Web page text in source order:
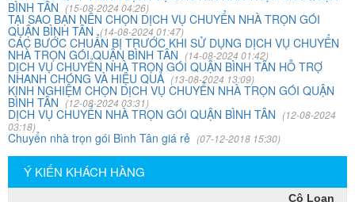
BÌNH TÂN (15-08-2024 04:26)
TẠI SAO BẠN NÊN CHỌN DỊCH VỤ CHUYỂN NHÀ TRỌN GÓI
QUẬN BÌNH TÂN(14-08-2024 01:47)
CÁC BƯỚC CHUẨN BỊ TRƯỚC KHI SỬ DỤNG DỊCH VỤ CHUYỂN
NHÀ TRỌN GÓI QUẬN BÌNH TÂN (14-08-2024 01:42)
DỊCH VỤ CHUYỂN NHÀ TRỌN GÓI QUẬN BÌNH TÂN HỖ TRỢ
NHANH CHÓNG VÀ HIỆU QUẢ (13-08-2024 13:09)
KINH NGHIỆM CHỌN DỊCH VỤ CHUYỂN NHÀ TRỌN GÓI QUẬN
BÌNH TÂN (12-08-2024 03:31)
DỊCH VỤ CHUYỂN NHÀ TRỌN GÓI QUẬN BÌNH TÂN (12-08-2024
03:18)
Chuyển nhà trọn gói Bình Tân giá rẻ (07-12-2018 15:30)
Ý KIẾN KHÁCH HÀNG
lượng dịch vụ
Mai Hương
Vĩnh Lộc A - Bình Chánh
Công ty Khôi Nguyên chuyển hàng của cô bao bọc đóng
gói rất cẩn thận. Cô rất hài lòng
57 Tây Thạnh, Tân Phú